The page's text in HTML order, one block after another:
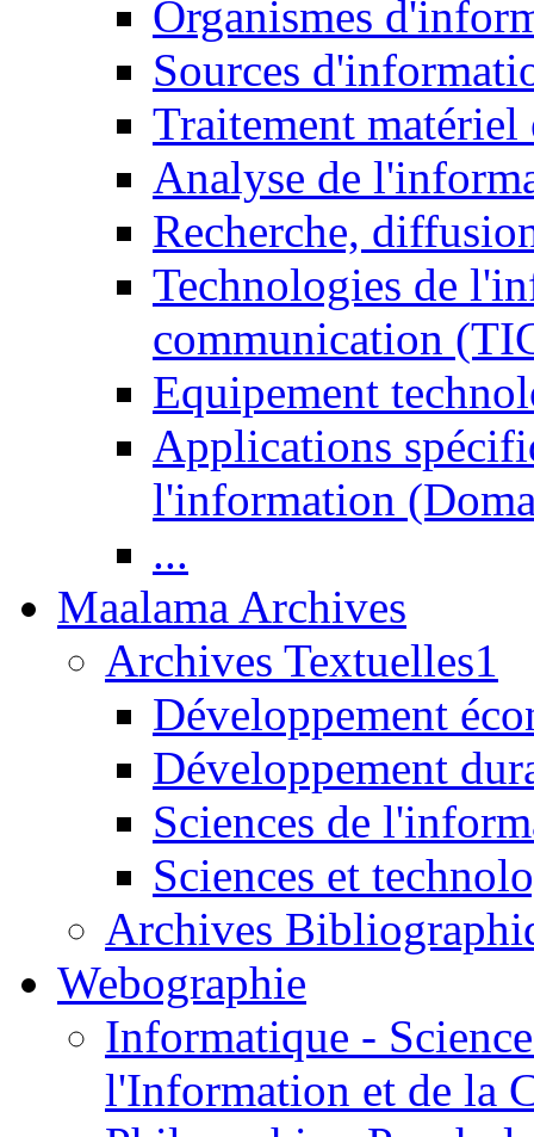
Organismes
Sources
Traitement matériel
Analyse de
Recherche,
Technologies de
communication
Equipement
Applications
l'information
...
Maalama Archives
Archives Textuelles1
Développement
Développement
Sciences de
Sciences et
Archives
Webographie
Informatique -
l'Information et de la